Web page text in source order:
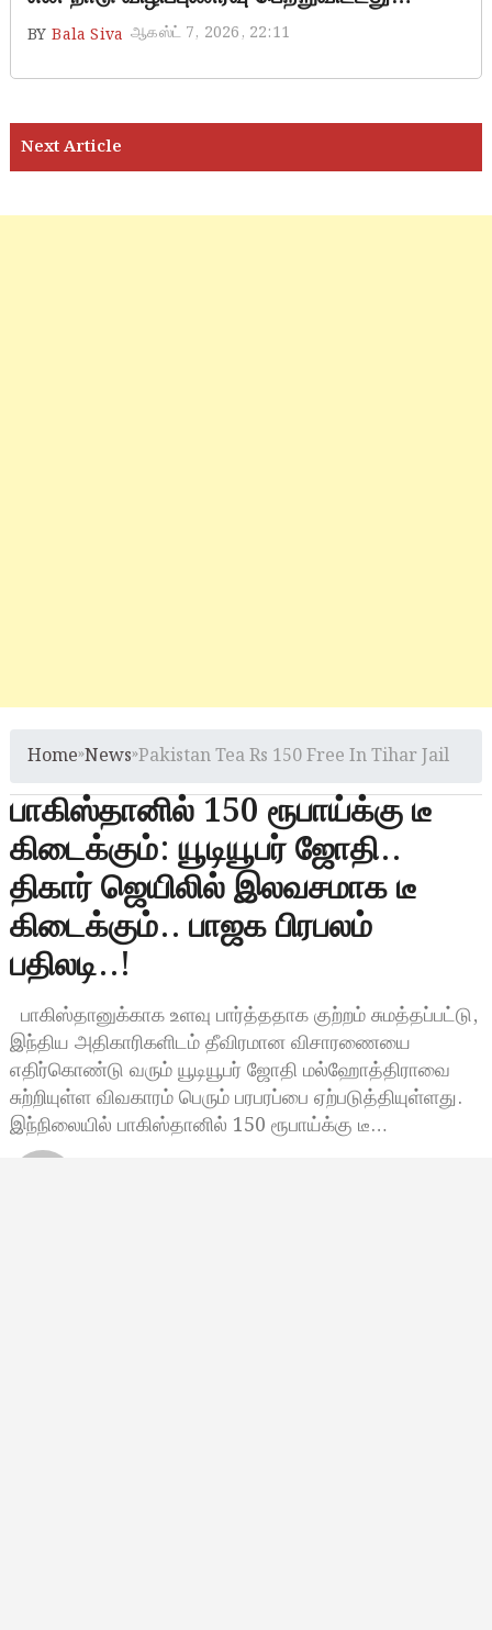
BY Bala Siva ஆகஸ்ட் 7, 2026, 22:11
Home»News»Pakistan Tea Rs 150 Free In Tihar Jail
பாகிஸ்தானில் 150 ரூபாய்க்கு டீ
கிடைக்கும்: யூடியூபர் ஜோதி..
திகார் ஜெயிலில் இலவசமாக டீ
கிடைக்கும்.. பாஜக பிரபலம்
பதிலடி..!
பாகிஸ்தானுக்காக உளவு பார்த்ததாக குற்றம் சுமத்தப்பட்டு,
இந்திய அதிகாரிகளிடம் தீவிரமான விசாரணையை
எதிர்கொண்டு வரும் யூடியூபர் ஜோதி மல்ஹோத்திராவை
சுற்றியுள்ள விவகாரம் பெரும் பரபரப்பை ஏற்படுத்தியுள்ளது.
இந்நிலையில் பாகிஸ்தானில் 150 ரூபாய்க்கு டீ…